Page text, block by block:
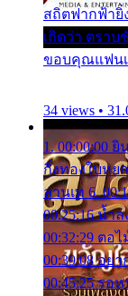
สถิตฟากฟ้ายิ่
เถิดว่า ตรา
ขอบคุณแฟนเ
34 views •
1. 00:00:00
กิ่งทองใบหย
ลานเท 6.
00:25:16 น้ำ
00:32:29 ตอ
00:39:08 อย
00:45:25 รอ